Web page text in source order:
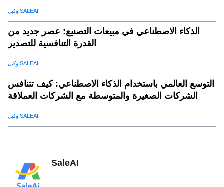
وكيل SALEAI
الذكاء الاصطناعي في مبيعات التصنيع: عصر جديد من
القدرة التنافسية للتصدير
وكيل SALEAI
التوسع العالمي باستخدام الذكاء الاصطناعي: كيف تتنافس
الشركات الصغيرة والمتوسطة مع الشركات العملاقة
وكيل SALEAI
SaleAI